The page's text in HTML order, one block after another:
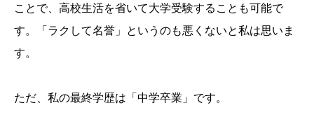
ことで、高校生活を省いて大学受験することも可能で
す。「ラクして名誉」というのも悪くないと私は思いま
す。
ただ、私の最終学歴は「中学卒業」です。